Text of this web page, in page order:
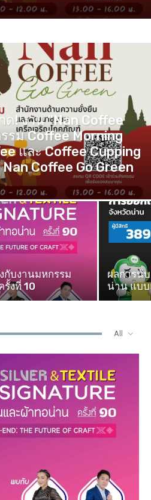
! งาน “Nan Coffee
รม Coffee Morning
และ Coffee Cupping
Coffee Go Green
กับงานมหกรรม
รั้งที่ 10
ผลการนั
น่าน แบบ
All